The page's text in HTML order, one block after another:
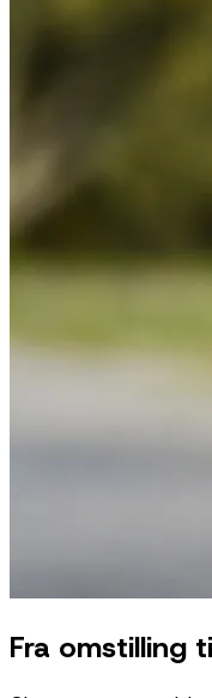
Fra omstilling